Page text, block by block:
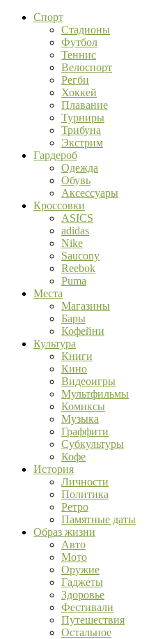
Спорт
Стадионы
Футбол
Теннис
Велоспорт
Регби
Хоккей
Плавание
Турниры
Трибуна
Экстрим
Гардероб
Одежда
Обувь
Аксессуары
Кроссовки
ASICS
adidas
Nike
Saucony
Reebok
Puma
Места
Магазины
Бары
Кофейни
Культура
Книги
Кино
Видеоигры
Мультфильмы
Комиксы
Музыка
Граффити
Субкультуры
Кофе
История
Личности
Политика
Ретро
Памятные даты
Образ жизни
Авто
Мото
Оружие
Гаджеты
Здоровье
Фестивали
Путешествия
Остальное